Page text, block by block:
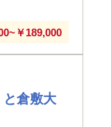
￥189,000
と倉敷大